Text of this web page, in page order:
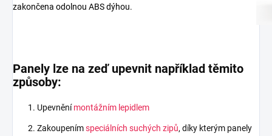
zakončena odolnou ABS dýhou.
Panely lze na zeď upevnit například těmito
způsoby:
Upevněnímontážním lepidlem
Zakoupenímspeciálních suchých zipů, díky kterým panely